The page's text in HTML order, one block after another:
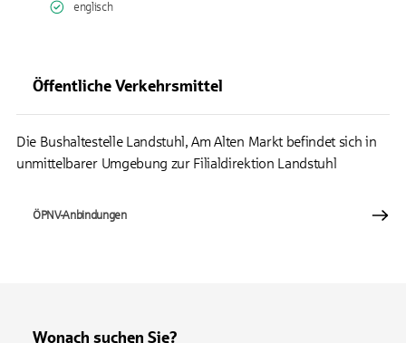
englisch
Öffentliche Verkehrsmittel
Die Bushaltestelle Landstuhl, Am Alten Markt befindet sich in
unmittelbarer Umgebung zur Filialdirektion Landstuhl
ÖPNV-Anbindungen
Wonach suchen Sie?